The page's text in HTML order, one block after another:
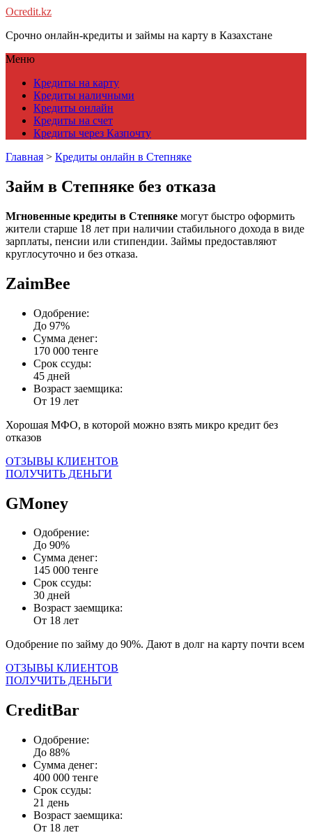
Ocredit.kz
Срочно онлайн-кредиты и займы на карту в Казахстане
Меню
Кредиты на карту
Кредиты наличными
Кредиты онлайн
Кредиты на счет
Кредиты через Казпочту
Главная > Кредиты онлайн в Степняке
Займ в Степняке без отказа
Мгновенные кредиты в Степняке могут быстро оформить
жители старше 18 лет при наличии стабильного дохода в виде
зарплаты, пенсии или стипендии. Займы предоставляют
круглосуточно и без отказа.
ZaimBee
Одобрение:
До 97%
Сумма денег:
170 000 тенге
Срок ссуды:
45 дней
Возраст заемщика:
От 19 лет
Хорошая МФО, в которой можно взять микро кредит без
отказов
ОТЗЫВЫ КЛИЕНТОВ
ПОЛУЧИТЬ ДЕНЬГИ
GMoney
Одобрение:
До 90%
Сумма денег:
145 000 тенге
Срок ссуды:
30 дней
Возраст заемщика:
От 18 лет
Одобрение по займу до 90%. Дают в долг на карту почти всем
ОТЗЫВЫ КЛИЕНТОВ
ПОЛУЧИТЬ ДЕНЬГИ
CreditBar
Одобрение:
До 88%
Сумма денег:
400 000 тенге
Срок ссуды:
21 день
Возраст заемщика:
От 18 лет